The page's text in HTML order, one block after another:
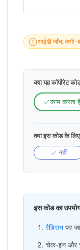
आईडी जाँच: कभी-
क्या यह कॉर्पोरेट
काम करता है
क्या इस कोड के
नहीं
इस कोड का
रैडिसन पर
चेक-इन और